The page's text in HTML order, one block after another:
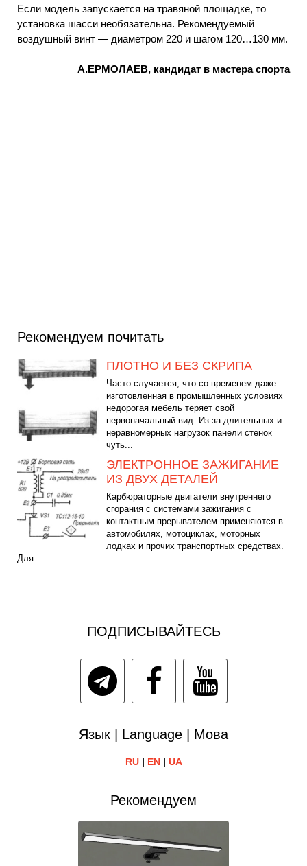
Если модель запускается на травяной площадке, то
установка шасси необязательна. Рекомендуемый
воздушный винт — диаметром 220 и шагом 120…130 мм.
А.ЕРМОЛАЕВ, кандидат в мастера спорта
Рекомендуем почитать
ПЛОТНО И БЕЗ СКРИПА
Часто случается, что со временем даже
изготовленная в промышленных условиях
недорогая мебель теряет свой
первоначальный вид. Из-за длительных и
неравномерных нагрузок панели стенок
чуть...
ЭЛЕКТРОННОЕ ЗАЖИГАНИЕ
ИЗ ДВУХ ДЕТАЛЕЙ
Карбюраторные двигатели внутреннего
сгорания с системами зажигания с
контактным прерывателем применяются в
автомобилях, мотоциклах, моторных
лодках и прочих транспортных средствах.
Для...
ПОДПИСЫВАЙТЕСЬ
Язык | Language | Мова
RU| EN| UA
Рекомендуем